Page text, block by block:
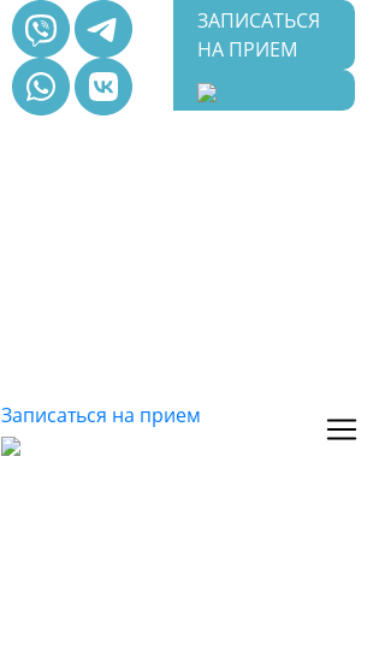
ЗАПИСАТЬСЯ
НА ПРИЕМ
Записаться на прием